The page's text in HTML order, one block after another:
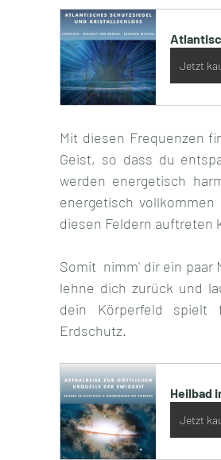
Jetzt
Mit diesen Frequenzen
Geist, so dass du
werden energetisch
energetisch
diesen Feldern auftreten
Somit  nimm' dir ein
lehne dich zurück und
dein Körperfeld spielt
Erdschutz.
Heilbad
Jetzt